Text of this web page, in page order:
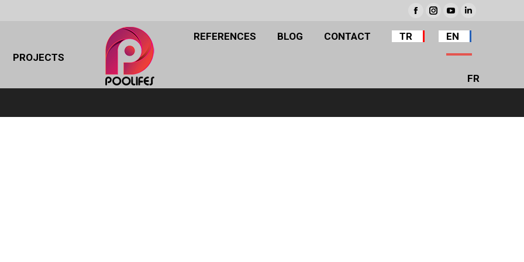
FacebookInstagram
YouTubeLinkedin
PROJECTS
REFERENCES BLOG CONTACT TR EN
FR
EN
FR